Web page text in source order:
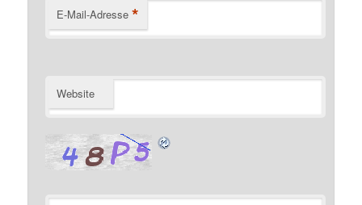
E-Mail-Adresse *
Website